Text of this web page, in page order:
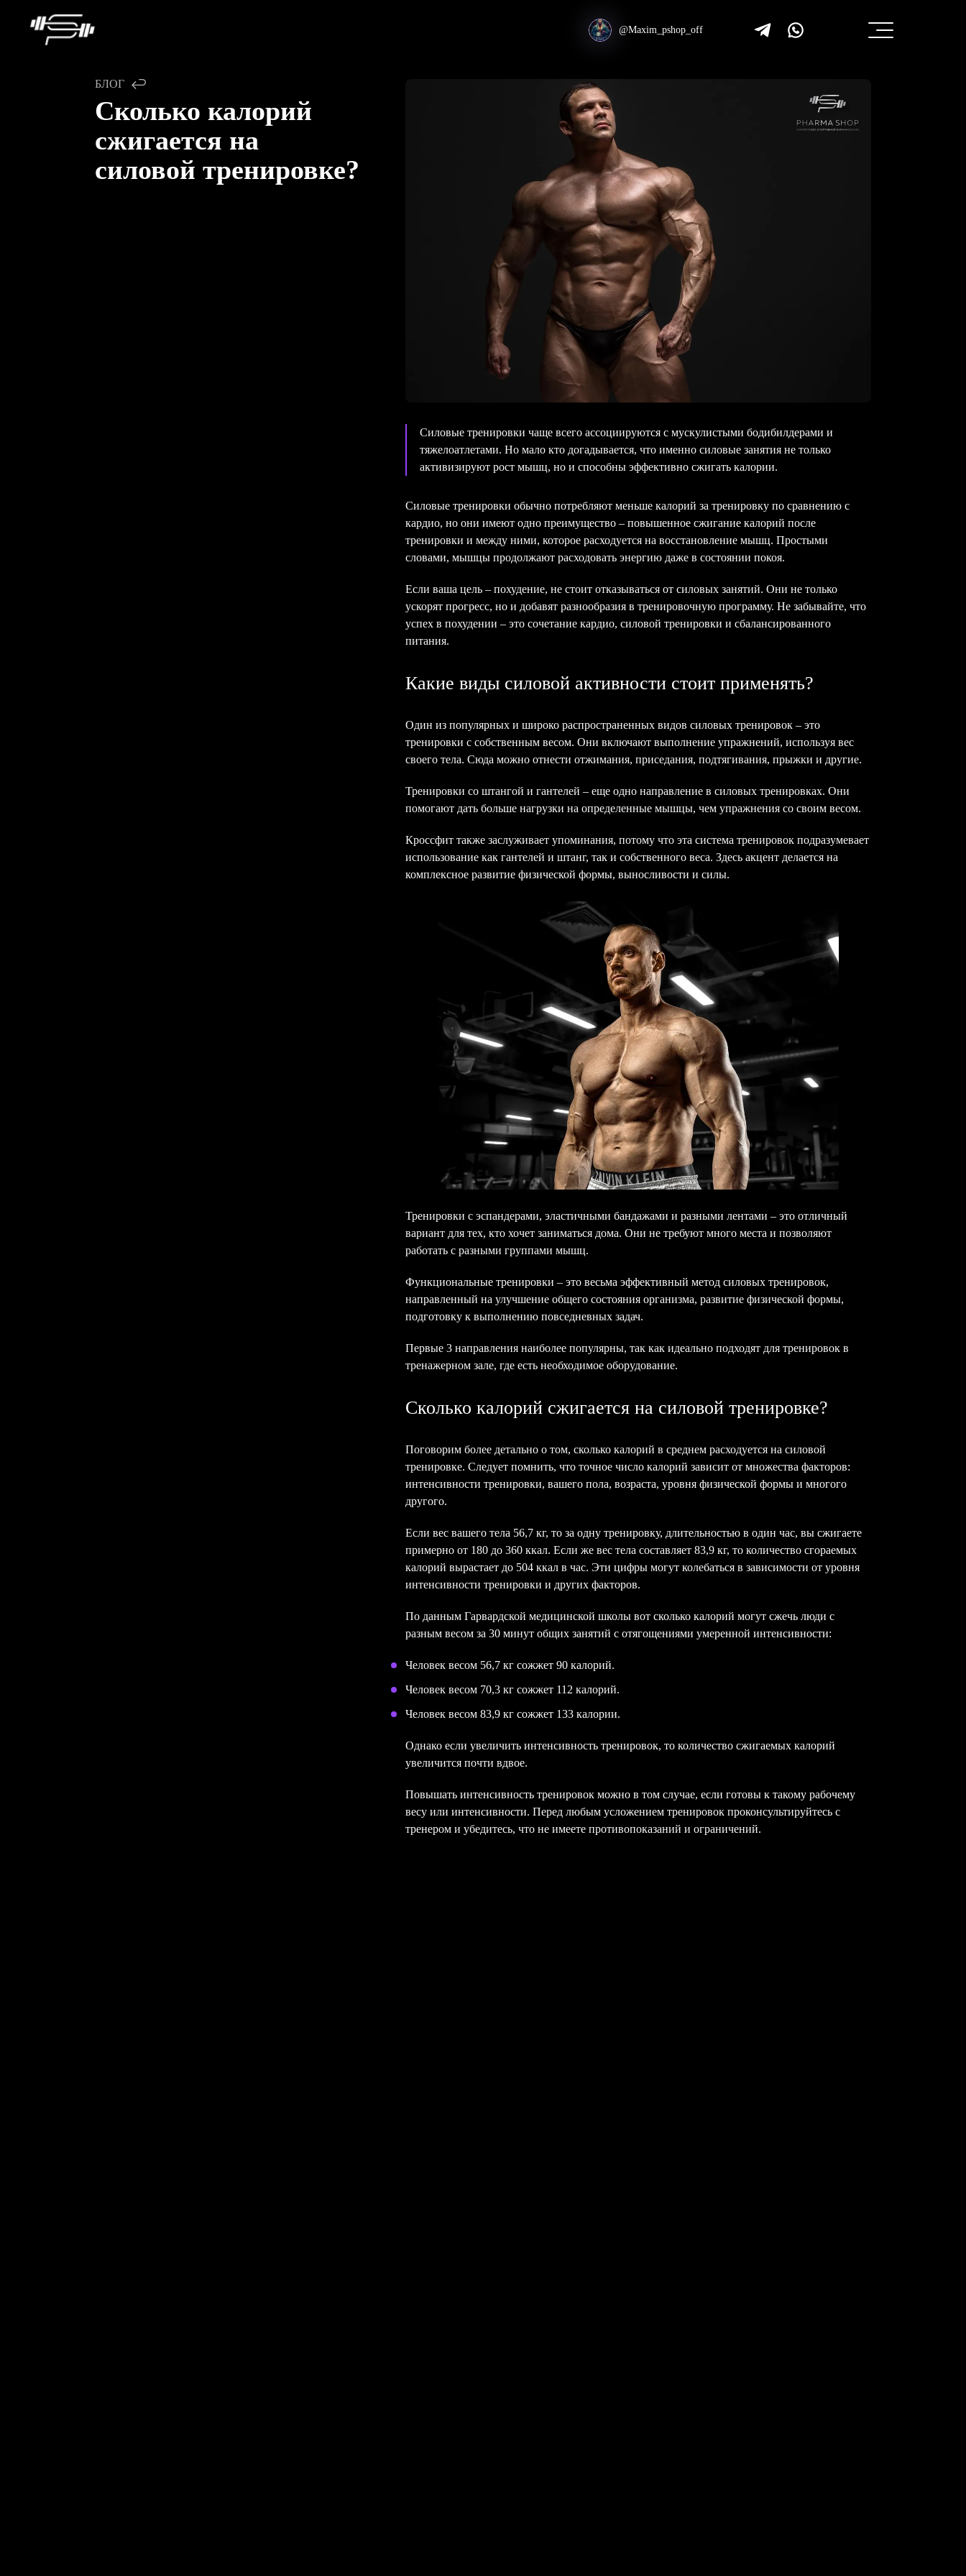
@Maxim_pshop_off
БЛОГ
Сколько калорий
сжигается на
силовой тренировке?
Силовые тренировки чаще всего ассоциируются с мускулистыми бодибилдерами и
тяжелоатлетами. Но мало кто догадывается, что именно силовые занятия не только
активизируют рост мышц, но и способны эффективно сжигать калории.
Силовые тренировки обычно потребляют меньше калорий за тренировку по сравнению с
кардио, но они имеют одно преимущество – повышенное сжигание калорий после
тренировки и между ними, которое расходуется на восстановление мышц. Простыми
словами, мышцы продолжают расходовать энергию даже в состоянии покоя.
Если ваша цель – похудение, не стоит отказываться от силовых занятий. Они не только
ускорят прогресс, но и добавят разнообразия в тренировочную программу. Не забывайте, что
успех в похудении – это сочетание кардио, силовой тренировки и сбалансированного
питания.
Какие виды силовой активности стоит применять?
Один из популярных и широко распространенных видов силовых тренировок – это
тренировки с собственным весом. Они включают выполнение упражнений, используя вес
своего тела. Сюда можно отнести отжимания, приседания, подтягивания, прыжки и другие.
Тренировки со штангой и гантелей – еще одно направление в силовых тренировках. Они
помогают дать больше нагрузки на определенные мышцы, чем упражнения со своим весом.
Кроссфит также заслуживает упоминания, потому что эта система тренировок подразумевает
использование как гантелей и штанг, так и собственного веса. Здесь акцент делается на
комплексное развитие физической формы, выносливости и силы.
Тренировки с эспандерами, эластичными бандажами и разными лентами – это отличный
вариант для тех, кто хочет заниматься дома. Они не требуют много места и позволяют
работать с разными группами мышц.
Функциональные тренировки – это весьма эффективный метод силовых тренировок,
направленный на улучшение общего состояния организма, развитие физической формы,
подготовку к выполнению повседневных задач.
Первые 3 направления наиболее популярны, так как идеально подходят для тренировок в
тренажерном зале, где есть необходимое оборудование.
Сколько калорий сжигается на силовой тренировке?
Поговорим более детально о том, сколько калорий в среднем расходуется на силовой
тренировке. Следует помнить, что точное число калорий зависит от множества факторов:
интенсивности тренировки, вашего пола, возраста, уровня физической формы и многого
другого.
Если вес вашего тела 56,7 кг, то за одну тренировку, длительностью в один час, вы сжигаете
примерно от 180 до 360 ккал. Если же вес тела составляет 83,9 кг, то количество сгораемых
калорий вырастает до 504 ккал в час. Эти цифры могут колебаться в зависимости от уровня
интенсивности тренировки и других факторов.
По данным Гарвардской медицинской школы вот сколько калорий могут сжечь люди с
разным весом за 30 минут общих занятий с отягощениями умеренной интенсивности:
Человек весом 56,7 кг сожжет 90 калорий.
Человек весом 70,3 кг сожжет 112 калорий.
Человек весом 83,9 кг сожжет 133 калории.
Однако если увеличить интенсивность тренировок, то количество сжигаемых калорий
увеличится почти вдвое.
Повышать интенсивность тренировок можно в том случае, если готовы к такому рабочему
весу или интенсивности. Перед любым усложением тренировок проконсультируйтесь с
тренером и убедитесь, что не имеете противопоказаний и ограничений.